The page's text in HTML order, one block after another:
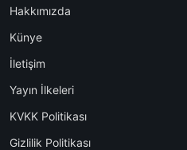
Hakkımızda
Künye
İletişim
Yayın İlkeleri
KVKK Politikası
Gizlilik Politikası